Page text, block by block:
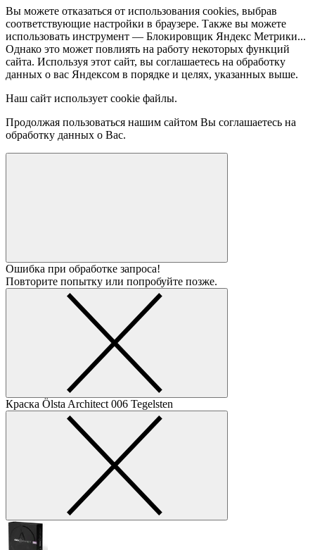
Вы можете отказаться от использования cookies, выбрав
соответствующие настройки в браузере. Также вы можете
использовать инструмент — Блокировщик Яндекс Метрики...
Однако это может повлиять на работу некоторых функций
сайта. Используя этот сайт, вы соглашаетесь на обработку
данных о вас Яндексом в порядке и целях, указанных выше.
Наш сайт использует cookie файлы.
Продолжая пользоваться нашим сайтом Вы соглашаетесь на
обработку данных о Вас.
Ошибка при обработке запроса!
Повторите попытку или попробуйте позже.
Краска Ölsta Architect006 Tegelsten